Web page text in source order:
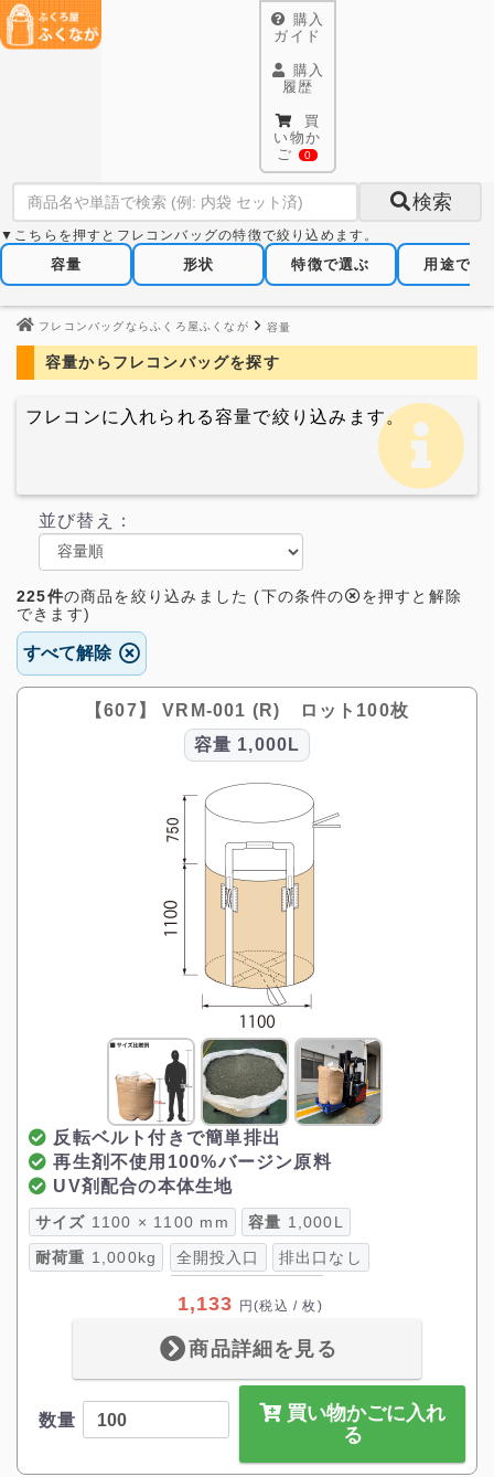
購入
ガイド
購入
履歴
買
い物か
ご
0
検索
▼こちらを押すとフレコンバッグの特徴で絞り込めます。
容量 形状 特徴で選ぶ 用途で選
フレコンバッグならふくろ屋ふくなが 容量
容量からフレコンバッグを探す
フレコンに入れられる容量で絞り込みます。
並び替え：
225件の商品を絞り込みました (下の条件の
を押すと解除
できます)
すべて解除
【607】 VRM-001 (R) ロット100枚
容量 1,000L
反転ベルト付きで簡単排出
再生剤不使用100%バージン原料
UV剤配合の本体生地
サイズ 1100 × 1100 mm 容量 1,000L
耐荷重 1,000kg 全開投入口 排出口なし
1,133 円(税込 / 枚)
商品詳細を見る
数量
買い物かごに入れ
る